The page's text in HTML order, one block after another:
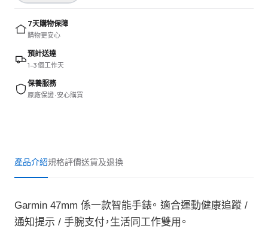
7天購物保障
購物更安心
預計送達
1–3 個工作天
保養服務
原廠保證 · 安心購買
產品介紹規格評價送貨及退換
Garmin 47mm 係一款智能手錶。 適合運動健康追蹤 /
通知提示 / 手腕支付，生活同工作雙用。